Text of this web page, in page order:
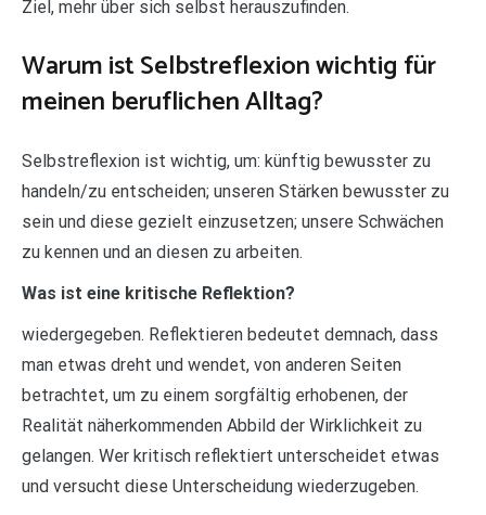
Ziel, mehr über sich selbst herauszufinden.
Warum ist Selbstreflexion wichtig für
meinen beruflichen Alltag?
Selbstreflexion ist wichtig, um: künftig bewusster zu
handeln/zu entscheiden; unseren Stärken bewusster zu
sein und diese gezielt einzusetzen; unsere Schwächen
zu kennen und an diesen zu arbeiten.
Was ist eine kritische Reflektion?
wiedergegeben. Reflektieren bedeutet demnach, dass
man etwas dreht und wendet, von anderen Seiten
betrachtet, um zu einem sorgfältig erhobenen, der
Realität näherkommenden Abbild der Wirklichkeit zu
gelangen. Wer kritisch reflektiert unterscheidet etwas
und versucht diese Unterscheidung wiederzugeben.